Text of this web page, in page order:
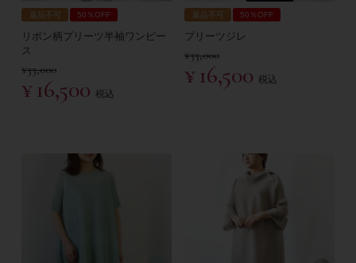
返品不可 50％OFF
リボン柄プリーツ半袖ワンピー
ス
¥33,000
¥ 16,500 税込
返品不可 50％OFF
プリーツジレ
¥33,000
¥ 16,500 税込